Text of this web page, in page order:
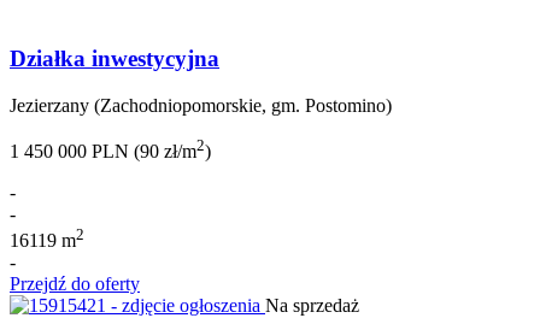
Działka inwestycyjna
Jezierzany (Zachodniopomorskie, gm. Postomino)
1 450 000 PLN (90 zł/m2)
-
-
16119 m2
-
Przejdź do oferty
Na sprzedaż